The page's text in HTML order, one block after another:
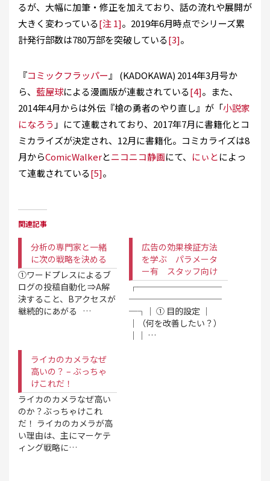
るが、大幅に加筆・修正を加えており、話の流れや展開が
大きく変わっている[注 1]。2019年6月時点でシリーズ累
計発行部数は780万部を突破している[3]。
『コミックフラッパー』 (KADOKAWA) 2014年3月号か
ら、 藍屋球による漫画版が連載されている[4]。また、
2014年4月からは外伝『槍の勇者のやり直し』が「小説家
になろう 」にて連載されており、2017年7月に書籍化とコ
ミカライズが決定され、12月に書籍化。コミカライズは8
月からComicWalkerとニコニコ静画にて、 にぃとによっ
て連載されている[5]。
関連記事
分析の専門家と一緒
に次の戦略を決める
①ワードプレスによるブ
ログの投稿自動化 ⇒A解
決すること、Bアクセスが
継続的にあがる …
広告の効果検証方法
を学ぶ パラメータ
ー有 スタッフ向け
┌──────────
───────────
─┐│ ① 目的設定 │
│（何を改善したい？）
││ …
ライカのカメラなぜ
高いの？ – ぶっちゃ
けこれだ！
ライカのカメラなぜ高い
のか？ぶっちゃけこれ
だ！ ライカのカメラが高
い理由は、主にマーケテ
ィング戦略に…